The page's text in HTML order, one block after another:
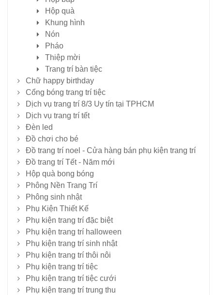
Hộp quà
Khung hình
Nón
Pháo
Thiệp mời
Trang trí bàn tiệc
Chữ happy birthday
Cổng bóng trang trí tiệc
Dịch vụ trang trí 8/3 Uy tín tại TPHCM
Dịch vụ trang trí tết
Đèn led
Đồ chơi cho bé
Đồ trang trí noel - Cửa hàng bán phụ kiện trang trí
Đồ trang trí Tết - Năm mới
Hộp quà bong bóng
Phông Nền Trang Trí
Phông sinh nhật
Phụ Kiện Thiết Kế
Phụ kiện trang trí đặc biệt
Phụ kiện trang trí halloween
Phụ kiện trang trí sinh nhật
Phụ kiện trang trí thôi nôi
Phụ kiện trang trí tiệc
Phụ kiện trang trí tiệc cưới
Phụ kiện trang trí trung thu